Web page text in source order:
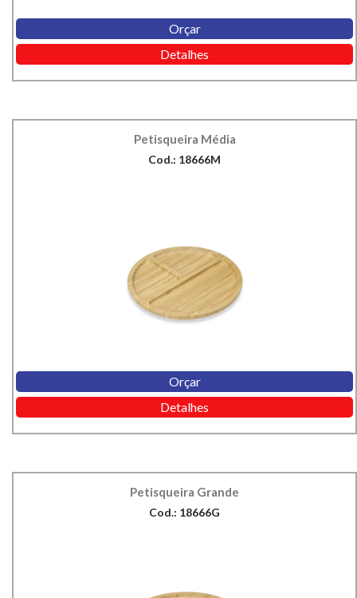
Orçar
Detalhes
Petisqueira Média
Cod.: 18666M
Orçar
Detalhes
Petisqueira Grande
Cod.: 18666G